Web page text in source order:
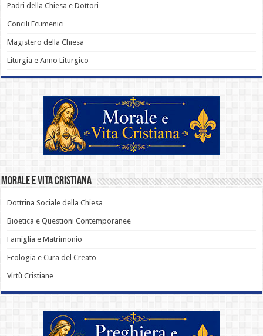
Padri della Chiesa e Dottori
Concili Ecumenici
Magistero della Chiesa
Liturgia e Anno Liturgico
Morale e Vita Cristiana
Dottrina Sociale della Chiesa
Bioetica e Questioni Contemporanee
Famiglia e Matrimonio
Ecologia e Cura del Creato
Virtù Cristiane